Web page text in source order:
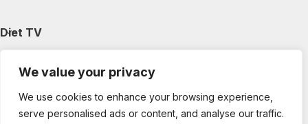
We value your privacy
We use cookies to enhance your browsing experience,
serve personalised ads or content, and analyse our traffic.
Diet TV
Κατηγορίες Άρθρων
Ακολουθήστε μας